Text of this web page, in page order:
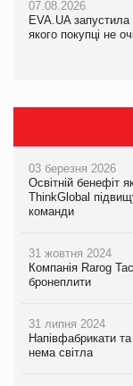
07.08.2026
EVA.UA
якого покупці не
05.08.2026
Мережа
03 березня 2026
Освітній бенефіт
ThinkGlobal
команди
31 жовтня 2024
Компанія Rarog
бронеплити
31 липня 2024
Напівфабрикати
нема світла